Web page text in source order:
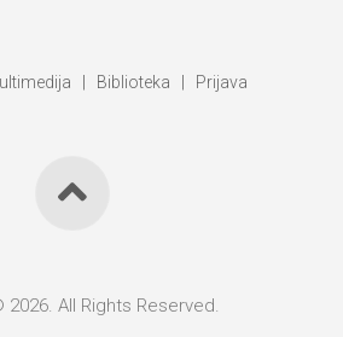
Biblioteka Prijava
2026. All Rights Reserved.